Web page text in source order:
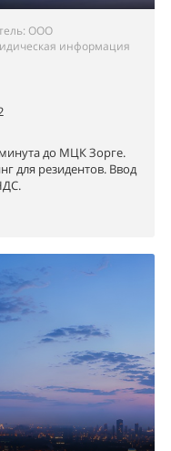
ООО
информация
до МЦК Зорге.
для резидентов. Ввод